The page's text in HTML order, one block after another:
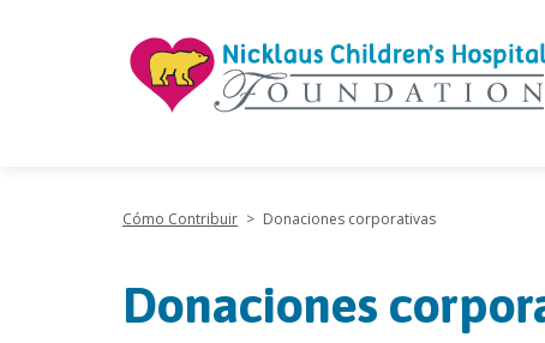
Cómo Contribuir > Donaciones corporativas
Donaciones